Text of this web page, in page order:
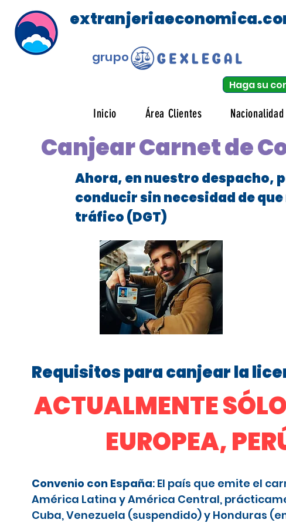
grupo
Haga su
Inicio Área Clientes Nacionalidad
Canjear Carnet de
Ahora, en nuestro despacho,
conducir sin necesidad de
tráfico (DGT)
Requisitos para canjear la
ACTUALMENTE
EUROPEA,
Convenio con España: El país que emite el
América Latina y América Central,
Cuba, Venezuela (suspendido) y Honduras